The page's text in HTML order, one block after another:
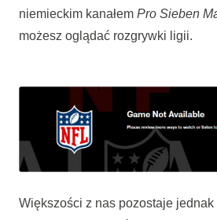
niemieckim kanałem Pro Sieben
możesz oglądać rozgrywki ligii.
Większości z nas pozostaje